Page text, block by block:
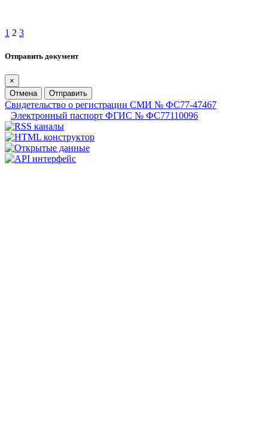
1 2 3
Отправить документ
×
Отмена
Отправить
Свидетельство о регистрации СМИ № ФС77-47467
Электронный паспорт ФГИС № ФС77110096